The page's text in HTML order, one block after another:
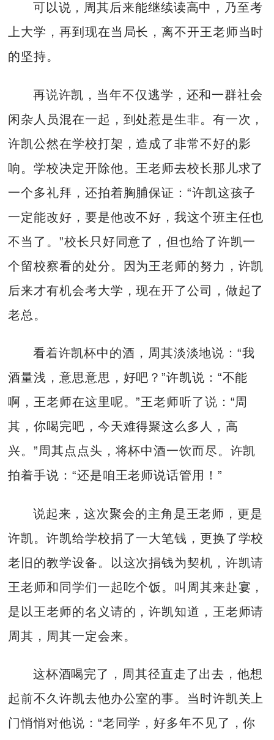
可以说，周其后来能继续读高中，乃至考
上大学，再到现在当局长，离不开王老师当时
的坚持。
再说许凯，当年不仅逃学，还和一群社会
闲杂人员混在一起，到处惹是生非。有一次，
许凯公然在学校打架，造成了非常不好的影
响。学校决定开除他。王老师去校长那儿求了
一个多礼拜，还拍着胸脯保证：“许凯这孩子
一定能改好，要是他改不好，我这个班主任也
不当了。”校长只好同意了，但也给了许凯一
个留校察看的处分。因为王老师的努力，许凯
后来才有机会考大学，现在开了公司，做起了
老总。
看着许凯杯中的酒，周其淡淡地说：“我
酒量浅，意思意思，好吧？”许凯说：“不能
啊，王老师在这里呢。”王老师听了说：“周
其，你喝完吧，今天难得聚这么多人，高
兴。”周其点点头，将杯中酒一饮而尽。许凯
拍着手说：“还是咱王老师说话管用！”
说起来，这次聚会的主角是王老师，更是
许凯。许凯给学校捐了一大笔钱，更换了学校
老旧的教学设备。以这次捐钱为契机，许凯请
王老师和同学们一起吃个饭。叫周其来赴宴，
是以王老师的名义请的，许凯知道，王老师请
周其，周其一定会来。
这杯酒喝完了，周其径直走了出去，他想
起前不久许凯去他办公室的事。当时许凯关上
门悄悄对他说：“老同学，好多年不见了，你